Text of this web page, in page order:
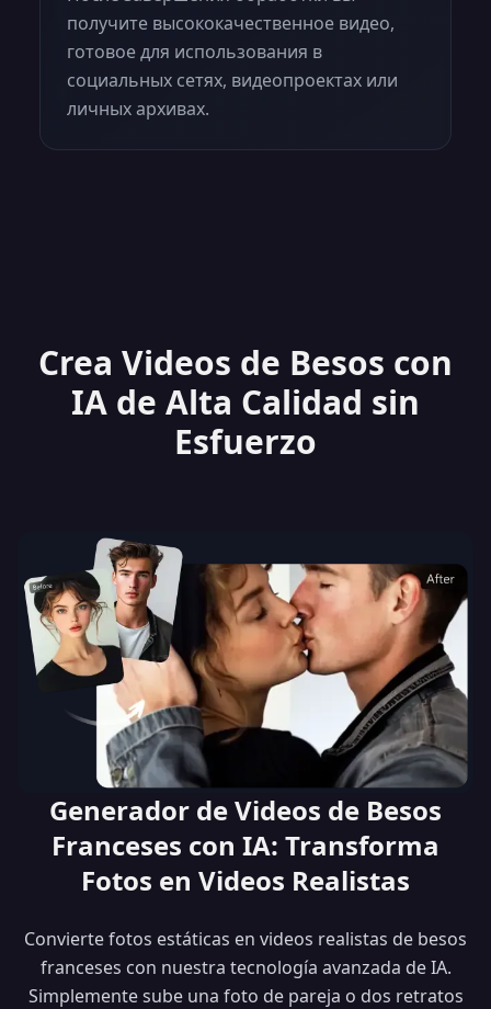
получите высококачественное видео,
готовое для использования в
социальных сетях, видеопроектах или
личных архивах.
Crea Videos de Besos con
IA de Alta Calidad sin
Esfuerzo
Generador de Videos de Besos
Franceses con IA: Transforma
Fotos en Videos Realistas
Convierte fotos estáticas en videos realistas de besos
franceses con nuestra tecnología avanzada de IA.
Simplemente sube una foto de pareja o dos retratos